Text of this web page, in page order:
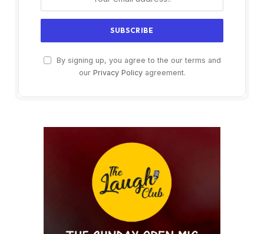
By signing up, you agree to the our terms and
our Privacy Policyagreement.